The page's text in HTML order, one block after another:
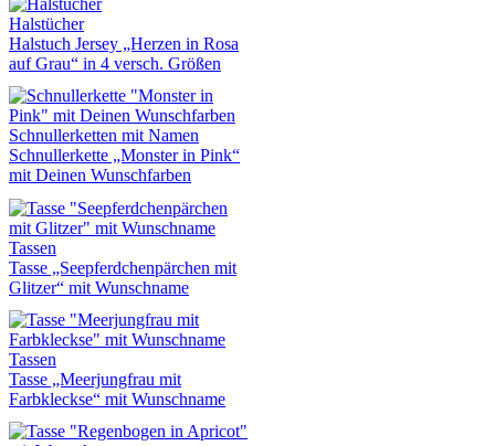
Halstücher
Halstuch Jersey „Herzen in Rosa
auf Grau“ in 4 versch. Größen
Schnullerketten mit Namen
Schnullerkette „Monster in Pink“
mit Deinen Wunschfarben
Tassen
Tasse „Seepferdchenpärchen mit
Glitzer“ mit Wunschname
Tassen
Tasse „Meerjungfrau mit
Farbkleckse“ mit Wunschname